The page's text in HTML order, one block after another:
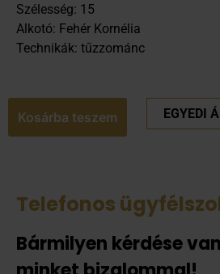
Szélesség: 15
Alkotó: Fehér Kornélia
Technikák: tűzzománc
Kosárba teszem EGYEDI
Telefonos
Bármilyen kérdése